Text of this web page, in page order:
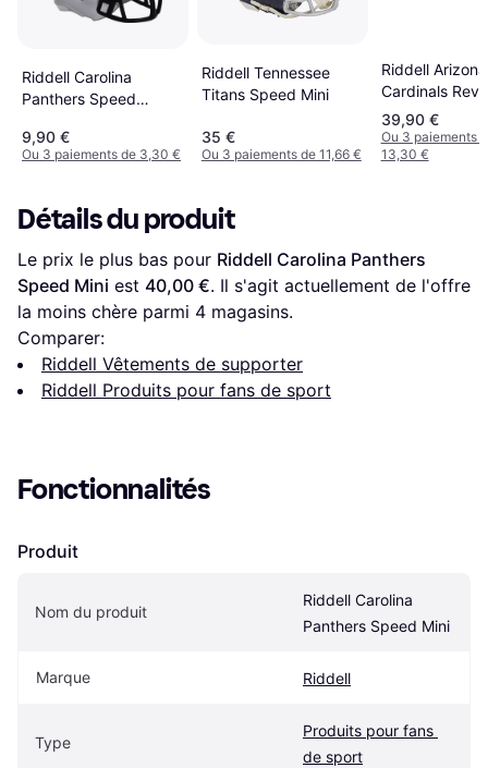
Riddell Carolina
Panthers Speed
9,90 €
Ou 3 paiements de 3,30 €
Riddell Tennessee
Titans Speed Mini
35 €
Ou 3 paiements de 11,66 €
Riddell Arizona
Cardinals
Speed Mini
39,90 €
Ou 3 paiements
13,30 €
Détails du produit
Le prix le plus bas pour Riddell Carolina Panthers
Speed Mini est 40,00 €. Il s'agit actuellement de l'offre
la moins chère parmi 4 magasins.
Comparer:
Riddell Vêtements de supporter
Riddell Produits pour fans de sport
Fonctionnalités
Produit
Nom du produit
Riddell Carolina
Panthers Speed Mini
Marque Riddell
Type
Produits pour fans
de sport